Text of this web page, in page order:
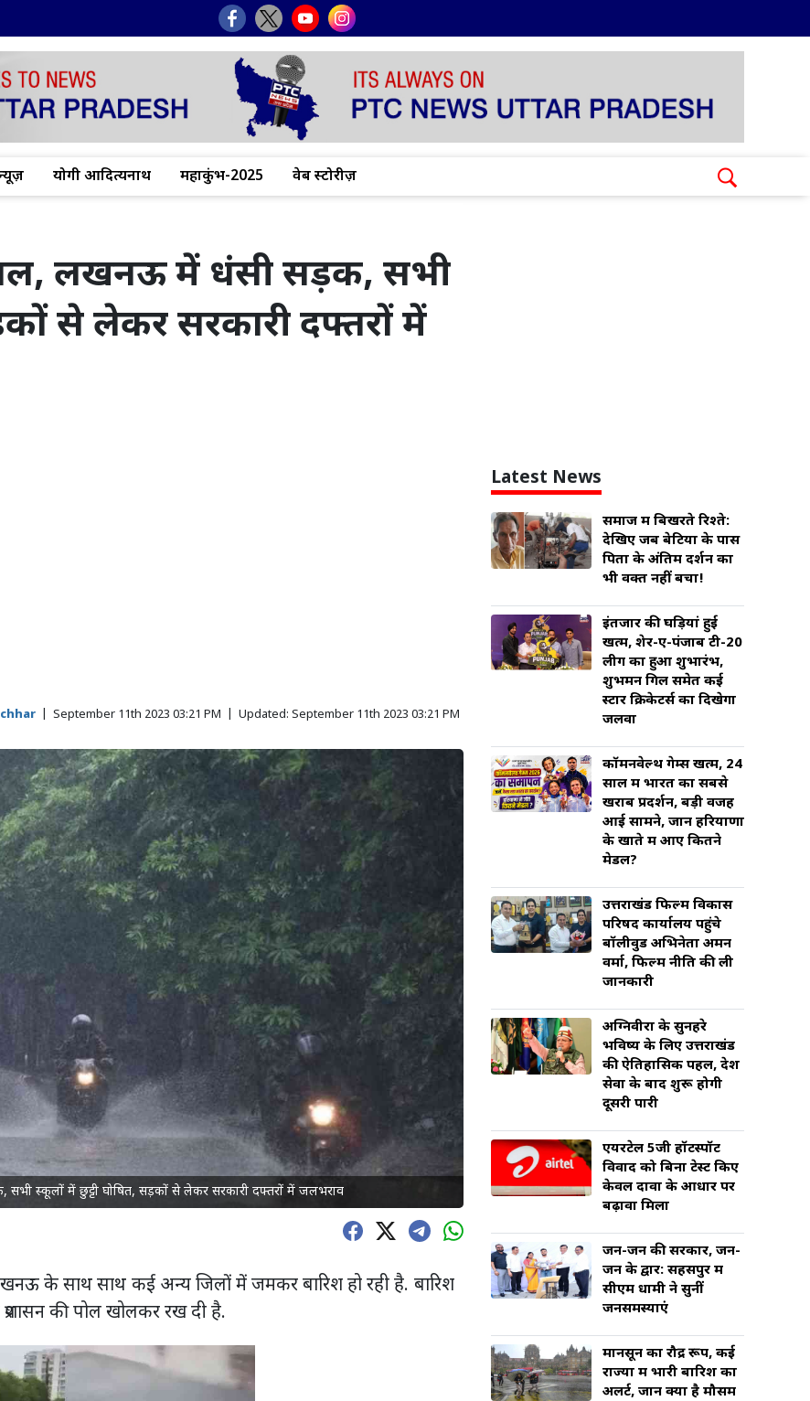
योगी आदित्यनाथ महाकुंभ-2025 वेब स्टोरीज़
लखनऊ में धंसी सड़क, सभी
से लेकर सरकारी दफ्तरों में
September 11th 2023 03:21 PM Updated: September 11th 2023 03:21 PM
स्कूलों में छुट्टी घोषित, सड़कों से लेकर सरकारी दफ्तरों में जलभराव
के साथ साथ कई अन्य जिलों में जमकर बारिश हो रही है. बारिश
की पोल खोलकर रख दी है.
Latest News
समाज में बिखरते रिश्ते:
देखिए जब बेटियों के पास
पिता के अंतिम दर्शन का
भी वक्त नहीं बचा!
इंतजार की घड़ियां हुई
खत्म, शेर-ए-पंजाब टी-20
लीग का हुआ शुभारंभ,
शुभमन गिल समेत कई
स्टार क्रिकेटर्स का दिखेगा
जलवा
कॉमनवेल्थ गेम्स खत्म, 24
साल में भारत का सबसे
खराब प्रदर्शन, बड़ी वजह
आई सामने, जानें हरियाणा
के खाते में आए कितने
मेडल?
उत्तराखंड फिल्म विकास
परिषद कार्यालय पहुंचे
बॉलीवुड अभिनेता अमन
वर्मा, फिल्म नीति की ली
जानकारी
अग्निवीरों के सुनहरे
भविष्य के लिए उत्तराखंड
की ऐतिहासिक पहल, देश
सेवा के बाद शुरू होगी
दूसरी पारी
एयरटेल 5जी हॉटस्पॉट
विवाद को बिना टेस्ट किए
केवल दावों के आधार पर
बढ़ावा मिला
जन-जन की सरकार, जन-
जन के द्वार: सहसपुर में
सीएम धामी ने सुनीं
जनसमस्याएं
मानसून का रौद्र रूप, कई
राज्यों में भारी बारिश का
अलर्ट, जानें क्या है मौसम